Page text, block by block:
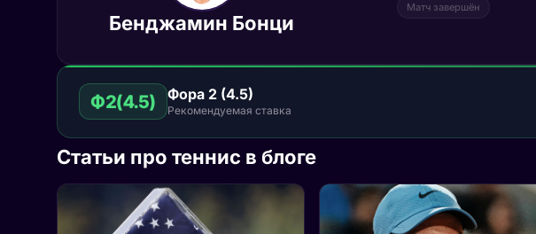
Бенджамин Бонци
Матч завершён
Ф2(4.5) Фора 2 (4.5)
Рекомендуемая ставка
Статьи про теннис в блоге